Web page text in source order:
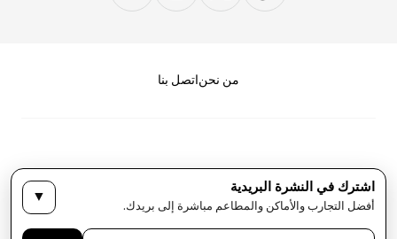
من نحن اتصل بنا
سياسة الخصوصية
الأحكام والشروط
حقوق النشر لمجلة LIST كل الحقوق محفوظة
اشترك في النشرة البريدية
أفضل التجارب والأماكن والمطاعم مباشرة إلى بريدك.
▼